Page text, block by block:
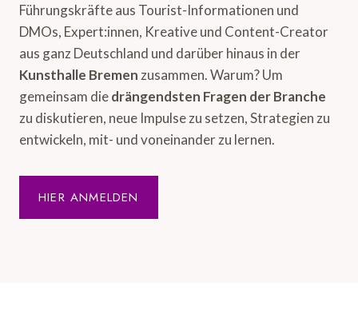
Führungskräfte aus Tourist-Informationen und
DMOs, Expert:innen, Kreative und Content-Creator
aus ganz Deutschland und darüber hinaus in der
Kunsthalle Bremen zusammen. Warum? Um
gemeinsam diedrängendsten Fragen der Branche
zu diskutieren, neue Impulse zu setzen, Strategien zu
entwickeln, mit- und voneinander zu lernen.
HIER ANMELDEN